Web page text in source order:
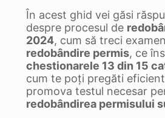
În acest ghid vei găsi
despre procesul de
2024, cum să treci
redobândire permis, ce
chestionarele 13 din 15
cum te poți pregăti
promova testul necesar
redobândirea permisului